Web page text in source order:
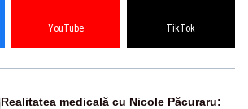
YouTube TikTok
Realitatea medicală cu Nicole Păcuraru: